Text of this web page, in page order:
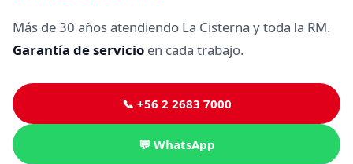
Más de 30 años atendiendo La Cisterna y toda la RM.
Garantía de servicio en cada trabajo.
📞 +56 2 2683 7000
💬 WhatsApp